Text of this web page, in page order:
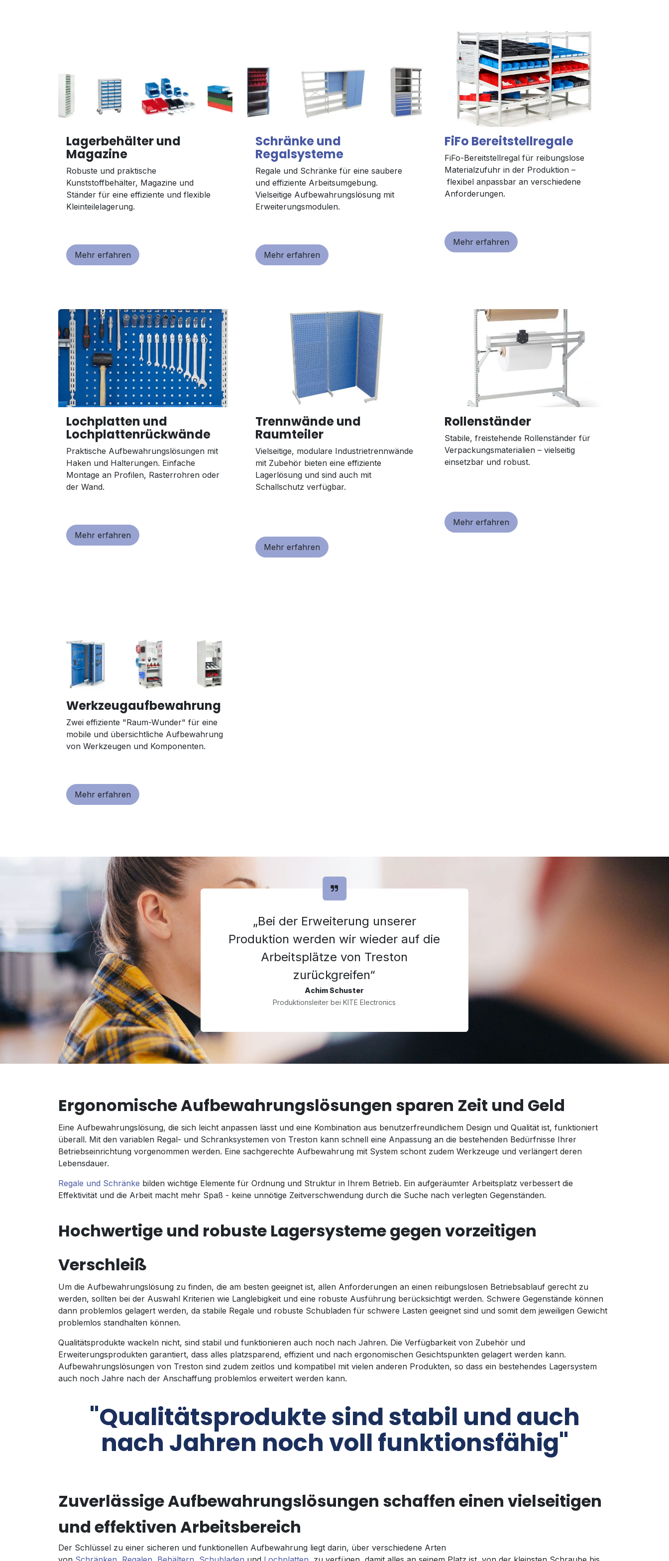
Lagerbehälter und
Magazine
Robuste und praktische
Kunststoffbehälter, Magazine und
Ständer für eine effiziente und flexible
Kleinteilelagerung.
Mehr erfahren
Schränke und
Regalsysteme
Regale und Schränke für eine saubere
und effiziente Arbeitsumgebung.
Vielseitige Aufbewahrungslösung mit
Erweiterungsmodulen.
Mehr erfahren
FiFo Bereitstellregale
FiFo-Bereitstellregal für reibungslose
Materialzufuhr in der Produktion –
flexibel anpassbar an verschiedene
Anforderungen.
Mehr erfahren
Lochplatten und
Lochplattenrückwände
Praktische Aufbewahrungslösungen mit
Haken und Halterungen. Einfache
Montage an Profilen, Rasterrohren oder
der Wand.
Mehr erfahren
Trennwände und
Raumteiler
Vielseitige, modulare Industrietrennwände
mit Zubehör bieten eine effiziente
Lagerlösung und sind auch mit
Schallschutz verfügbar.
Mehr erfahren
Rollenständer
Stabile, freistehende Rollenständer für
Verpackungsmaterialien – vielseitig
einsetzbar und robust.
Mehr erfahren
Werkzeugaufbewahrung
Zwei effiziente "Raum-Wunder" für eine
mobile und übersichtliche Aufbewahrung
von Werkzeugen und Komponenten.
Mehr erfahren
„Bei der Erweiterung unserer
Produktion werden wir wieder auf die
Arbeitsplätze von Treston
zurückgreifen“
Achim Schuster
Produktionsleiter bei KITE Electronics
Ergonomische Aufbewahrungslösungen sparen Zeit und Geld
Eine Aufbewahrungslösung, die sich leicht anpassen lässt und eine Kombination aus benutzerfreundlichem Design und Qualität ist, funktioniert
überall. Mit den variablen Regal- und Schranksystemen von Treston kann schnell eine Anpassung an die bestehenden Bedürfnisse Ihrer
Betriebseinrichtung vorgenommen werden. Eine sachgerechte Aufbewahrung mit System schont zudem Werkzeuge und verlängert deren
Lebensdauer.
Regale und Schränke bilden wichtige Elemente für Ordnung und Struktur in Ihrem Betrieb. Ein aufgeräumter Arbeitsplatz verbessert die
Effektivität und die Arbeit macht mehr Spaß - keine unnötige Zeitverschwendung durch die Suche nach verlegten Gegenständen.
Hochwertige und robuste Lagersysteme gegen vorzeitigen
Verschleiß
Um die Aufbewahrungslösung zu finden, die am besten geeignet ist, allen Anforderungen an einen reibungslosen Betriebsablauf gerecht zu
werden, sollten bei der Auswahl Kriterien wie Langlebigkeit und eine robuste Ausführung berücksichtigt werden. Schwere Gegenstände können
dann problemlos gelagert werden, da stabile Regale und robuste Schubladen für schwere Lasten geeignet sind und somit dem jeweiligen Gewicht
problemlos standhalten können.
Qualitätsprodukte wackeln nicht, sind stabil und funktionieren auch noch nach Jahren. Die Verfügbarkeit von Zubehör und
Erweiterungsprodukten garantiert, dass alles platzsparend, effizient und nach ergonomischen Gesichtspunkten gelagert werden kann.
Aufbewahrungslösungen von Treston sind zudem zeitlos und kompatibel mit vielen anderen Produkten, so dass ein bestehendes Lagersystem
auch noch Jahre nach der Anschaffung problemlos erweitert werden kann.
"Qualitätsprodukte sind stabil und auch
nach Jahren noch voll funktionsfähig"
Zuverlässige Aufbewahrungslösungen schaffen einen vielseitigen
und effektiven Arbeitsbereich
Der Schlüssel zu einer sicheren und funktionellen Aufbewahrung liegt darin, über verschiedene Arten